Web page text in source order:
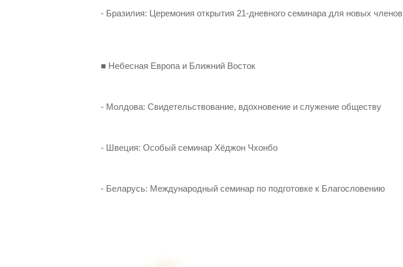
- Бразилия: Церемония открытия 21-дневного семинара для новых членов
■ Небесная Европа и Ближний Восток
- Молдова: Свидетельствование, вдохновение и служение обществу
- Швеция: Особый семинар Хёджон Чхонбо
- Беларусь: Международный семинар по подготовке к Благословению